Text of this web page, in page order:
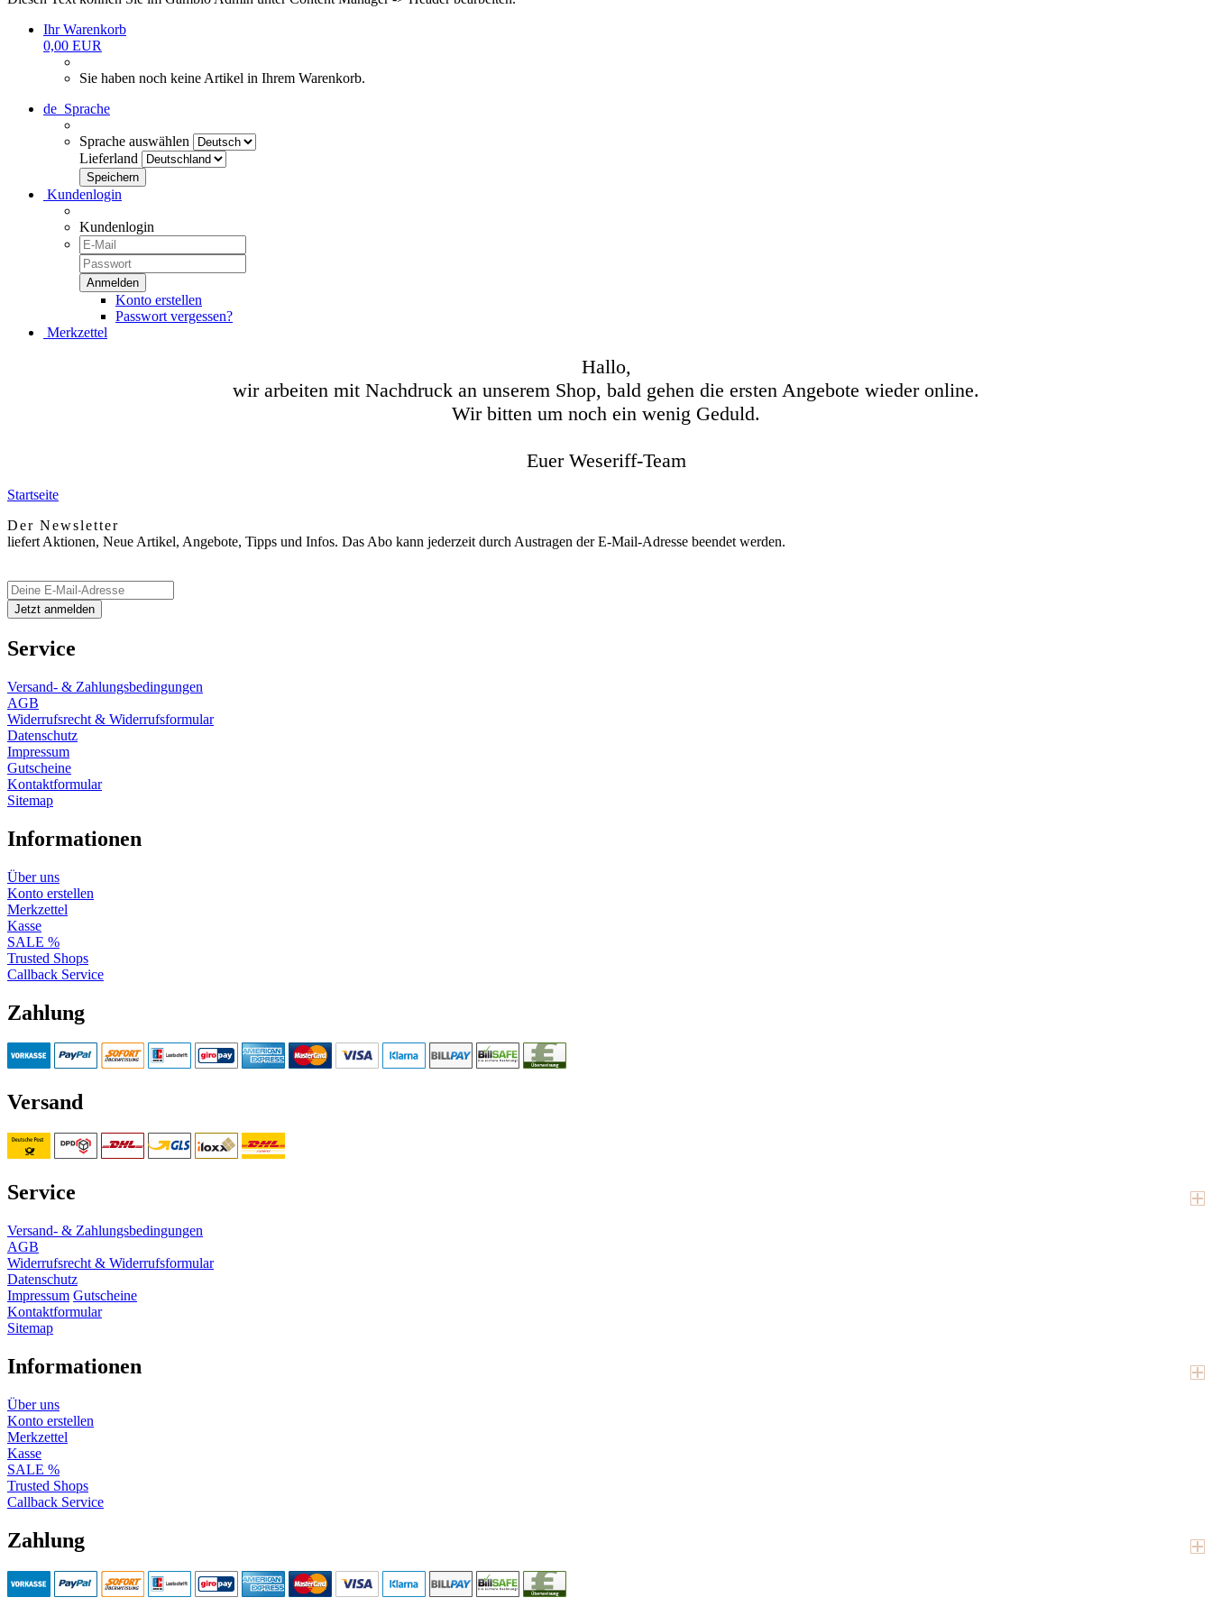
Ihr Warenkorb
0,00 EUR
Sie haben noch keine Artikel in Ihrem Warenkorb.
de Sprache
Sprache auswählen
Lieferland
Kundenlogin
Kundenlogin
Konto erstellen
Passwort vergessen?
Merkzettel
Hallo,
wir arbeiten mit Nachdruck an unserem Shop, bald gehen die ersten Angebote wieder online.
Wir bitten um noch ein wenig Geduld.
Euer Weseriff-Team
Startseite
Der Newsletter
liefert Aktionen, Neue Artikel, Angebote, Tipps und Infos. Das Abo kann jederzeit durch Austragen der E-Mail-Adresse beendet werden.
Service
Versand- & Zahlungsbedingungen
AGB
Widerrufsrecht & Widerrufsformular
Datenschutz
Impressum
Gutscheine
Kontaktformular
Sitemap
Informationen
Über uns
Konto erstellen
Merkzettel
Kasse
SALE %
Trusted Shops
Callback Service
Zahlung
Versand
Service
Versand- & Zahlungsbedingungen
AGB
Widerrufsrecht & Widerrufsformular
Datenschutz
Impressum Gutscheine
Kontaktformular
Sitemap
Informationen
Über uns
Konto erstellen
Merkzettel
Kasse
SALE %
Trusted Shops
Callback Service
Zahlung